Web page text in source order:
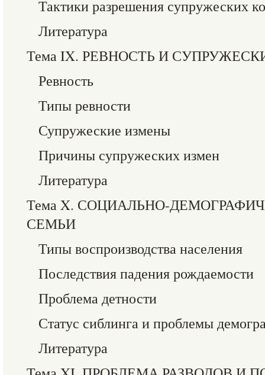
Тактики разрешения супружеских
Литература
Тема IX. РЕВНОСТЬ И
Ревность
Типы ревности
Супружеские измены
Причины супружеских измен
Литература
Тема X. СОЦИАЛЬНО-
СЕМЬИ
Типы воспроизводства населения
Последствия падения рождаемости
Проблема детности
Статус сиблинга и проблемы
Литература